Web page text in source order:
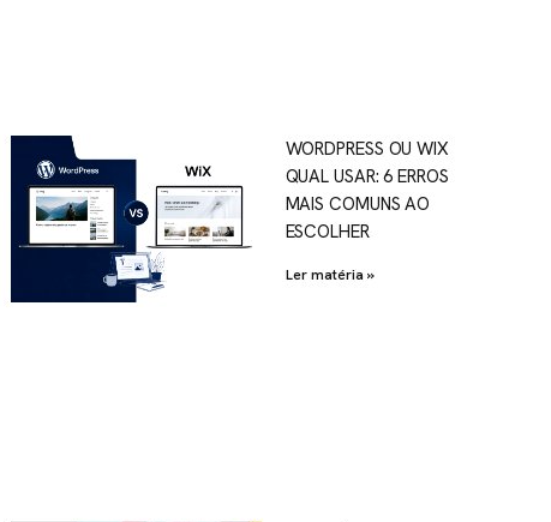
WORDPRESS OU WIX
QUAL USAR: 6 ERROS
MAIS COMUNS AO
ESCOLHER
Ler matéria »